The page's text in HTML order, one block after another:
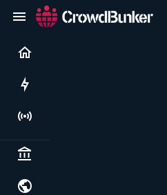
Live
Politics & institutions